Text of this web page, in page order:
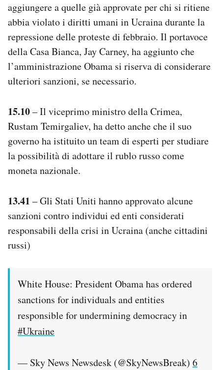
aggiungere a quelle già approvate per chi si ritiene
abbia violato i diritti umani in Ucraina durante la
repressione delle proteste di febbraio. Il portavoce
della Casa Bianca, Jay Carney, ha aggiunto che
l’amministrazione Obama si riserva di considerare
ulteriori sanzioni, se necessario.
15.10– Il viceprimo ministro della Crimea,
Rustam Temirgaliev, ha detto anche che il suo
governo ha istituito un team di esperti per studiare
la possibilità di adottare il rublo russo come
moneta nazionale.
13.41 – Gli Stati Uniti hanno approvato alcune
sanzioni contro individui ed enti considerati
responsabili della crisi in Ucraina (anche cittadini
russi)
White House: President Obama has ordered
sanctions for individuals and entities
responsible for undermining democracy in
#Ukraine
— Sky News Newsdesk (@SkyNewsBreak) 6